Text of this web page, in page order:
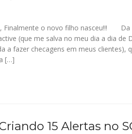
Finalmente o novo filho nasceu!!! Da
(que me salva no meu dia a dia de
a fazer checagens em meus clientes),
[…]
15 Alertas no